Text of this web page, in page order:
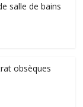
salle de bains
obsèques